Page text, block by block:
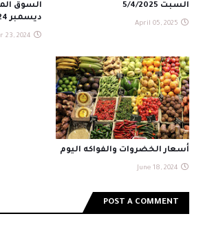
السبت 5/4/2025
April 05, 2025
ديسمبر 2024"
23, 2024
أسعار الخضروات والفواكه اليوم
June 18, 2024
POST A COMMENT